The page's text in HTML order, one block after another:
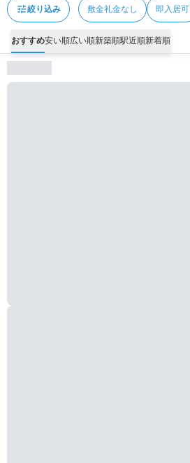
tune絞り込み 敷金礼金なし 即入居可
おすすめ安い順広い順新築順駅近順新着順